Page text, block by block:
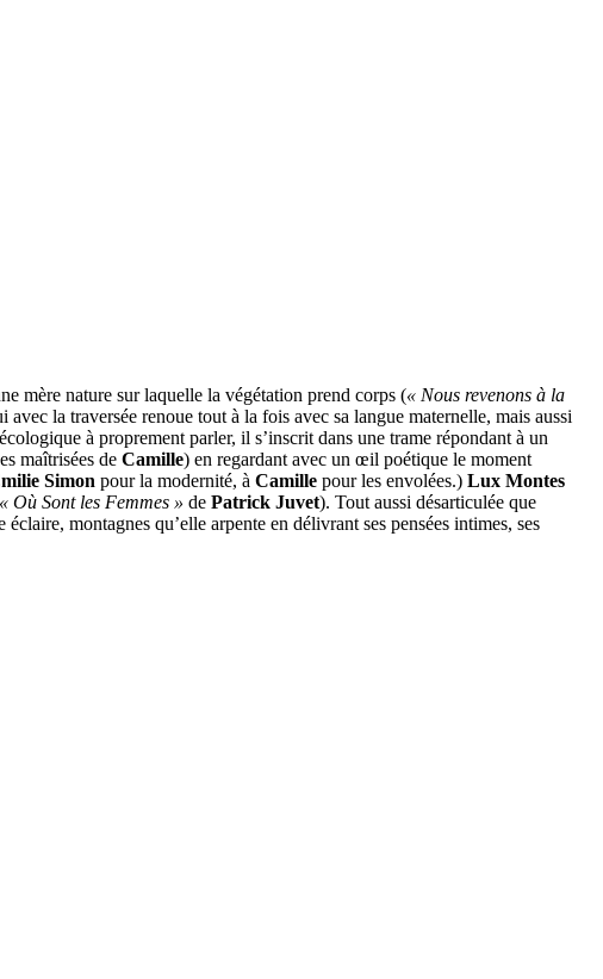
mère nature sur laquelle la végétation prend corps (« Nous revenons à la
avec la traversée renoue tout à la fois avec sa langue maternelle, mais aussi
à proprement parler, il s’inscrit dans une trame répondant à un
maîtrisées de Camille) en regardant avec un œil poétique le moment
Simon pour la modernité, à Camille pour les envolées.) Lux Montes
« Où Sont les Femmes » de Patrick Juvet). Tout aussi désarticulée que
montagnes qu’elle arpente en délivrant ses pensées intimes, ses